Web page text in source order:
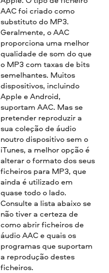
AAC foi criado como
substituto do MP3.
Geralmente, o AAC
proporciona uma melhor
qualidade de som do que
o MP3 com taxas de bits
semelhantes. Muitos
dispositivos, incluindo
Apple e Android,
suportam AAC. Mas se
pretender reproduzir a
sua coleção de áudio
noutro dispositivo sem o
iTunes, a melhor opção é
alterar o formato dos seus
ficheiros para MP3, que
ainda é utilizado em
quase todo o lado.
Consulte a lista abaixo se
não tiver a certeza de
como abrir ficheiros de
áudio AAC e quais os
programas que suportam
a reprodução destes
ficheiros.